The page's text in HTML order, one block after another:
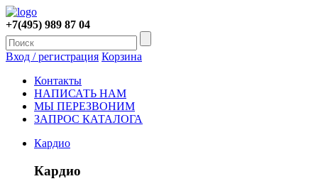
+7(495) 989 87 04
Вход / регистрация Корзина
Контакты
НАПИСАТЬ НАМ
МЫ ПЕРЕЗВОНИМ
ЗАПРОС КАТАЛОГА
Кардио
Кардио